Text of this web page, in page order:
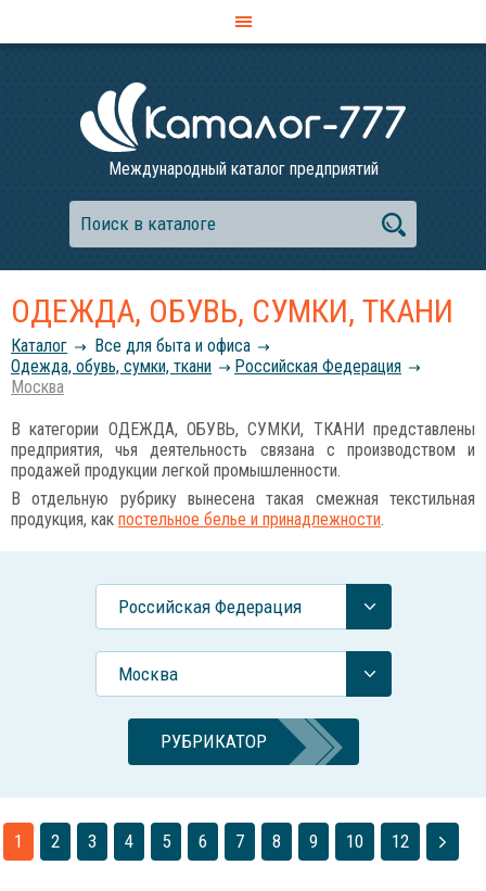
Международный каталог предприятий
ОДЕЖДА, ОБУВЬ, СУМКИ, ТКАНИ
Каталог
Все для быта и офиса
Одежда, обувь, сумки, ткани
Российcкая Федерация
Москва
В категории ОДЕЖДА, ОБУВЬ, СУМКИ, ТКАНИ представлены
предприятия, чья деятельность связана с производством и
продажей продукции легкой промышленности.
В отдельную рубрику вынесена такая смежная текстильная
продукция, как постельное белье и принадлежности.
Российcкая Федерация
Москва
РУБРИКАТОР
1 2 3 4 5 6 7 8 9 10 12